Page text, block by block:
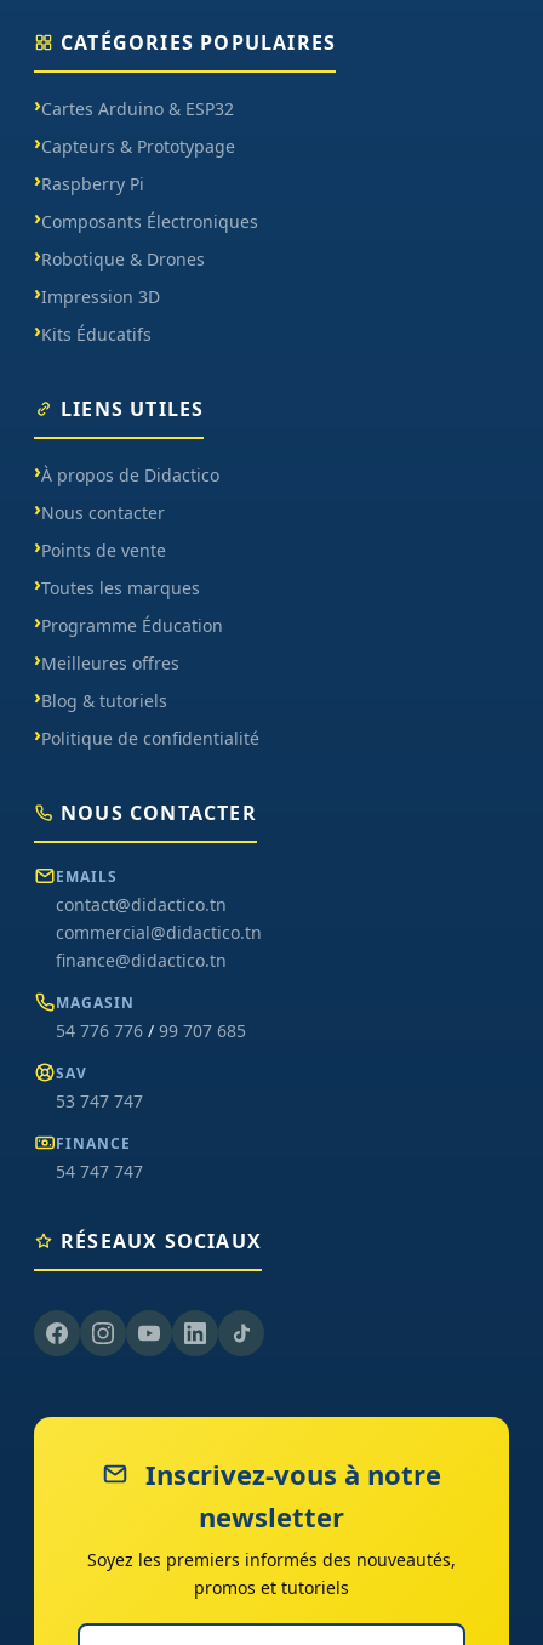
CATÉGORIES POPULAIRES
Cartes Arduino & ESP32
Capteurs & Prototypage
Raspberry Pi
Composants Électroniques
Robotique & Drones
Impression 3D
Kits Éducatifs
LIENS UTILES
À propos de Didactico
Nous contacter
Points de vente
Toutes les marques
Programme Éducation
Meilleures offres
Blog & tutoriels
Politique de confidentialité
NOUS CONTACTER
EMAILS
contact@didactico.tn
commercial@didactico.tn
finance@didactico.tn
MAGASIN
54 776 776 / 99 707 685
SAV
53 747 747
FINANCE
54 747 747
RÉSEAUX SOCIAUX
Inscrivez-vous à notre
newsletter
Soyez les premiers informés des nouveautés,
promos et tutoriels